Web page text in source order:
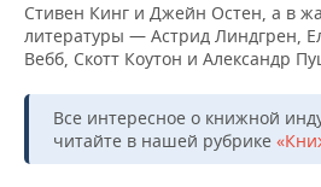
Стивен Кинг и Джейн Остен, а в
литературы — Астрид Линдгрен,
Вебб, Скотт Коутон и Александр
Все интересное о книжной
читайте в нашей рубрике